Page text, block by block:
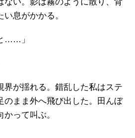
息がかかる。
……」
界が揺れる。錯乱した私はステ
のまま外へ飛び出した。田んぼ
って叫ぶ。